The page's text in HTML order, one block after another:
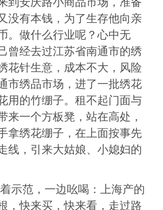
没有本钱，为了生存他向亲
。做什么行业呢？心中无
曾经去过江苏省南通市的绣
花针生意，成本不大，风险
市绣品市场，进了一批绣花
用的竹绷子。租不起门面与
来一个方板凳 ，站在高处，
拿绣花绷子，在上面按事先
线，引来大姑娘、小媳妇的
示范，一边吆喝 ：上海产的
，快来买，快来看，走过路